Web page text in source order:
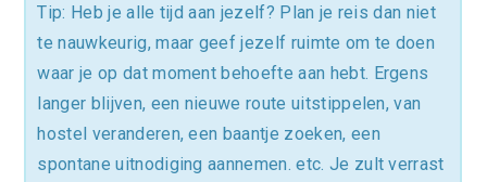
Tip: Heb je alle tijd aan jezelf? Plan je reis dan niet
te nauwkeurig, maar geef jezelf ruimte om te doen
waar je op dat moment behoefte aan hebt. Ergens
langer blijven, een nieuwe route uitstippelen, van
hostel veranderen, een baantje zoeken, een
spontane uitnodiging aannemen. etc. Je zult verrast